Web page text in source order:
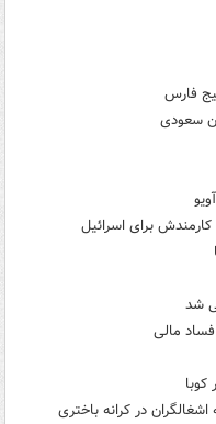
فارس
برای اسرائیل
شد
مالی
در کرانه باختری